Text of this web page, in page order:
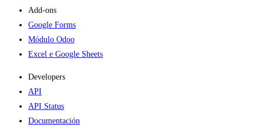
Add-ons​
Google Forms
Módulo Odoo
Excel e Google Sheets
Developers
API
API Status
Documentación